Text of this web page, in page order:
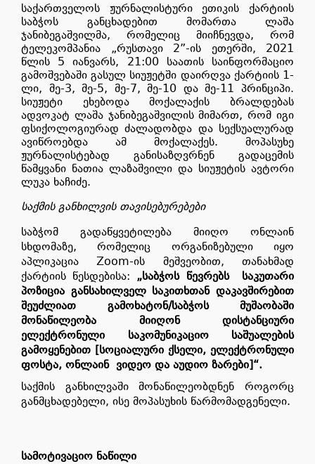
საქართველოს ჟურნალისტური ეთიკის ქარტიის
საბჭოს განცხადებით მომართა ლაშა
ჯანიბეგაშვილმა, რომელიც მიიჩნევდა, რომ
ტელეკომპანია
„რუსთავი 2”-ის ეთერში, 2021
წლის 5 იანვარს, 21:00 საათის საინფორმაციო
გამოშვებაში გასულ სიუჟეტში დაირღვა ქარტიის 1-
ლი, მე-3, მე-5, მე-7, მე-10 და მე-11 პრინციპი.
სიუჟეტი ეხებოდა მოქალაქის ბრალდებას
ადვოკატ ლაშა ჯანიბეგაშვილის მიმართ, რომ იგი
ფსიქოლოგიურად ძალადობდა და სექსუალურად
ავიწროებდა ამ მოქალაქეს. მოპასუხე
ჟურნალისტებად განისაზღვრნენ გადაცემის
წამყვანი ნათია ლაზაშვილი და სიუჟეტის ავტორი
ლუკა ხაჩიძე.
საქმის განხილვის თავისებურებები
საბჭომ გადაწყვეტილება მიიღო ონლაინ
სხდომაზე, რომელიც ორგანიზებული იყო
აპლიკაცია Zoom-ის მეშვეობით, თანახმად
ქარტიის წესდებისა: „საბჭოს წევრებს საკუთარი
პოზიცია განსახილველ საკითხთან დაკავშირებით
შეუძლიათ გამოხატონ/საბჭოს მუშაობაში
მონაწილეობა მიიღონ დისტანციური
ელექტრონული საკომუნიკაციო საშუალების
გამოყენებით [სოციალური ქსელი, ელექტრონული
ფოსტა, ონლაინ ვიდეო და აუდიო ზარები]“.
საქმის განხილვაში მონაწილეობდნენ როგორც
განმცხადებელი, ისე მოპასუხის წარმომადგენელი.
სამოტივაციო ნაწილი